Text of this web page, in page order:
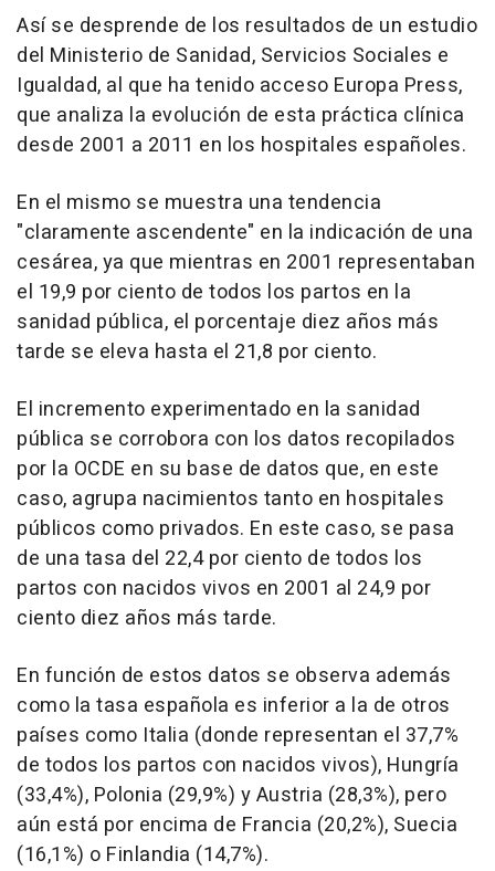
Así se desprende de los resultados de un estudio
del Ministerio de Sanidad, Servicios Sociales e
Igualdad, al que ha tenido acceso Europa Press,
que analiza la evolución de esta práctica clínica
desde 2001 a 2011 en los hospitales españoles.
En el mismo se muestra una tendencia
"claramente ascendente" en la indicación de una
cesárea, ya que mientras en 2001 representaban
el 19,9 por ciento de todos los partos en la
sanidad pública, el porcentaje diez años más
tarde se eleva hasta el 21,8 por ciento.
El incremento experimentado en la sanidad
pública se corrobora con los datos recopilados
por la OCDE en su base de datos que, en este
caso, agrupa nacimientos tanto en hospitales
públicos como privados. En este caso, se pasa
de una tasa del 22,4 por ciento de todos los
partos con nacidos vivos en 2001 al 24,9 por
ciento diez años más tarde.
En función de estos datos se observa además
como la tasa española es inferior a la de otros
países como Italia (donde representan el 37,7%
de todos los partos con nacidos vivos), Hungría
(33,4%), Polonia (29,9%) y Austria (28,3%), pero
aún está por encima de Francia (20,2%), Suecia
(16,1%) o Finlandia (14,7%).